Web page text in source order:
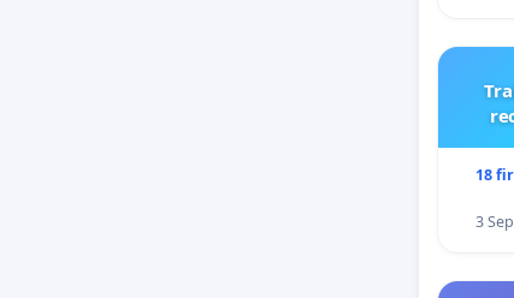
18
3